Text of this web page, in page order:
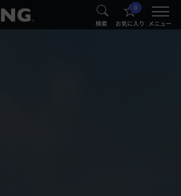
® 検索
0
お気に入り メニュー
®